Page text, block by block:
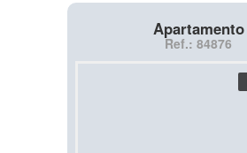
Apartamento
Ref.: 84876